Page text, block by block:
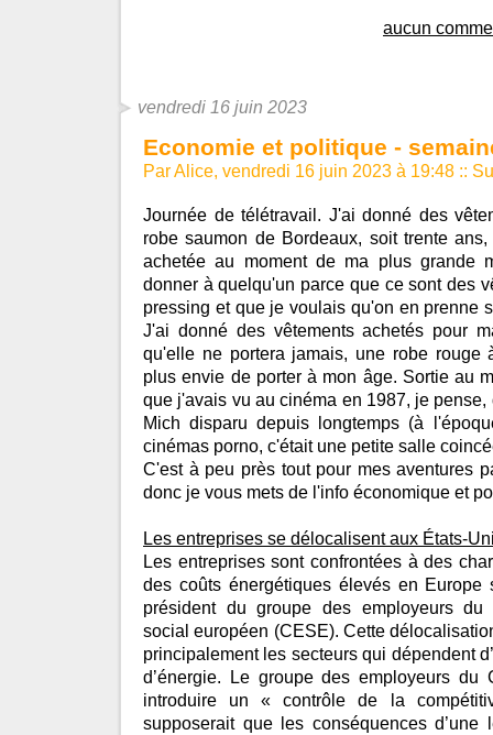
aucun
vendredi 16 juin 2023
Economie et politique -
Par Alice, vendredi 16 juin 2023 à 19:48 ::
Journée de télétravail. J'ai donné des
robe saumon de Bordeaux, soit trente
achetée au moment de ma plus grande
donner à quelqu'un parce que ce sont des
pressing et que je voulais qu'on en prenne
J'ai donné des vêtements achetés pour
qu'elle ne portera jamais, une robe
plus envie de porter à mon âge. Sortie au
que j'avais vu au cinéma en 1987, je
Mich disparu depuis longtemps (à
cinémas porno, c'était une petite salle
C'est à peu près tout pour mes aventures
donc je vous mets de l'info économique et
Les entreprises se délocalisent aux États-
Les entreprises sont confrontées à des
des coûts énergétiques élevés en Europe
président du groupe des employeurs du
social européen (CESE). Cette
principalement les secteurs qui dépendent
d’énergie. Le groupe des employeurs du
introduire un « contrôle de la
supposerait que les conséquences d’une